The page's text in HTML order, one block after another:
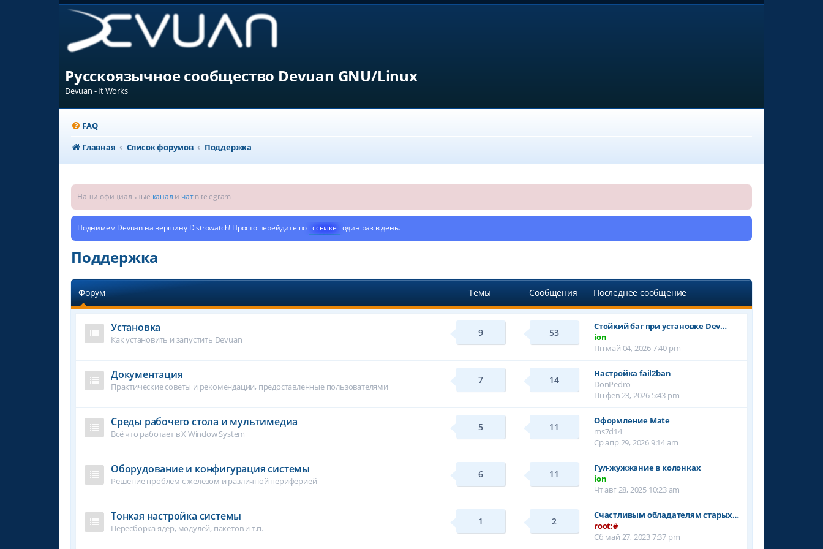
Русскоязычное сообщество Devuan GNU/Linux
Devuan - It Works
FAQ
Главная
Список форумов Поддержка
Наши официальные канал и чатв telegram
Поднимем Devuan на вершину Distrowatch! Просто перейдите по ссылке один раз в день.
Поддержка
Форум Темы Сообщения Последнее сообщение
Установка
Как установить и запустить Devuan
9 53
Стойкий баг при установке Dev…
ion
Пн май 04, 2026 7:40 pm
Документация
Практические советы и рекомендации, предоставленные пользователями
7 14
Настройка fail2ban
DonPedro
Пн фев 23, 2026 5:43 pm
Среды рабочего стола и мультимедиа
Всё что работает в X Window System
5 11
Оформление Mate
ms7d14
Ср апр 29, 2026 9:14 am
Оборудование и конфигурация системы
Решение проблем с железом и различной периферией
6 11
Гул-жужжание в колонках
ion
Чт авг 28, 2025 10:23 am
Тонкая настройка системы
Пересборка ядер, модулей, пакетов и т.п.
1 2
Счастливым обладателям старых…
root:#
Сб май 27, 2023 7:37 pm